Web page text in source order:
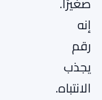
إنه
رقم
يجذب
الانتباه.